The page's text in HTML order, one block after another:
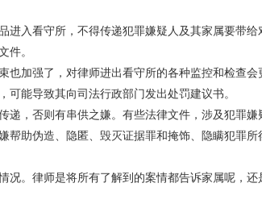
入看守所，不得传递犯罪嫌疑人及其家属要带给
件。
也加强了，对律师进出看守所的各种监控和检查会
能导致其向司法行政部门发出处罚建议书。
递，否则有串供之嫌。有些法律文件，涉及犯罪嫌
助伪造、隐匿、毁灭证据罪和掩饰、隐瞒犯罪所
况。律师是将所有了解到的案情都告诉家属呢，还